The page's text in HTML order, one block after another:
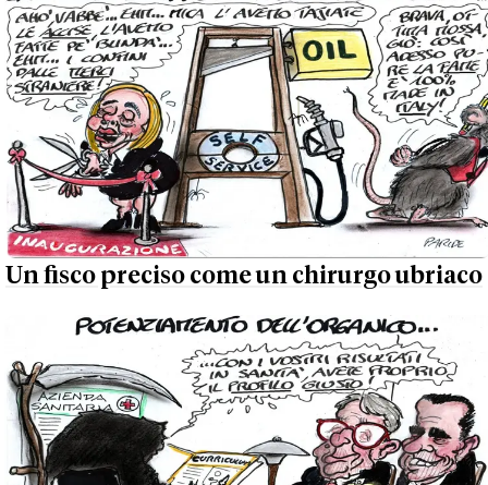
Un fisco preciso come un chirurgo ubriaco